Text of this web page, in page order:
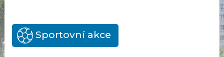
Sportovní akce